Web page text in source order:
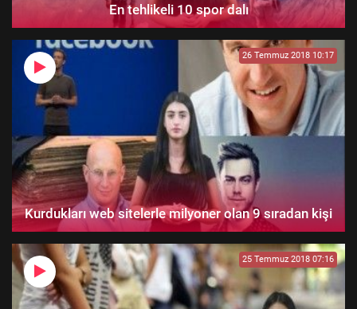
En tehlikeli 10 spor dalı
26 Temmuz 2018 10:17
Kurdukları web sitelerle milyoner olan 9 sıradan kişi
25 Temmuz 2018 07:16